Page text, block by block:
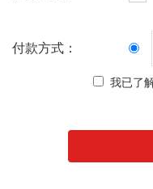
付款方式：
我已了